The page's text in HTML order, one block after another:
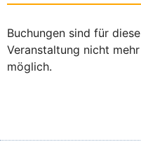
Buchungen sind für diese
Veranstaltung nicht mehr
möglich.